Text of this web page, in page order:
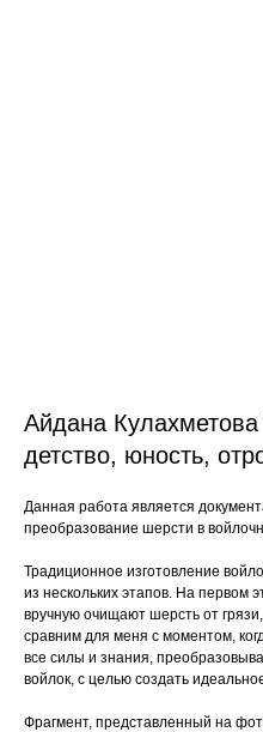
Айдана
детство, юность,
Данная работа является
преобразование шерсти в
Традиционное изготовление
из нескольких этапов. На первом
вручную очищают шерсть от
сравним для меня с моментом,
все силы и знания,
войлок, с целью создать
Фрагмент, представленный на